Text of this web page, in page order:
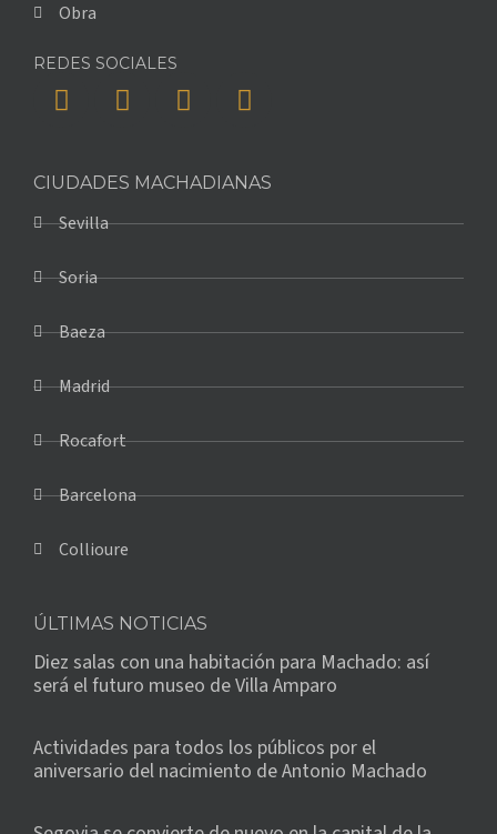
Obra
REDES SOCIALES
CIUDADES MACHADIANAS
Sevilla
Soria
Baeza
Madrid
Rocafort
Barcelona
Collioure
ÚLTIMAS NOTICIAS
Diez salas con una habitación para Machado: así
será el futuro museo de Villa Amparo
Actividades para todos los públicos por el
aniversario del nacimiento de Antonio Machado